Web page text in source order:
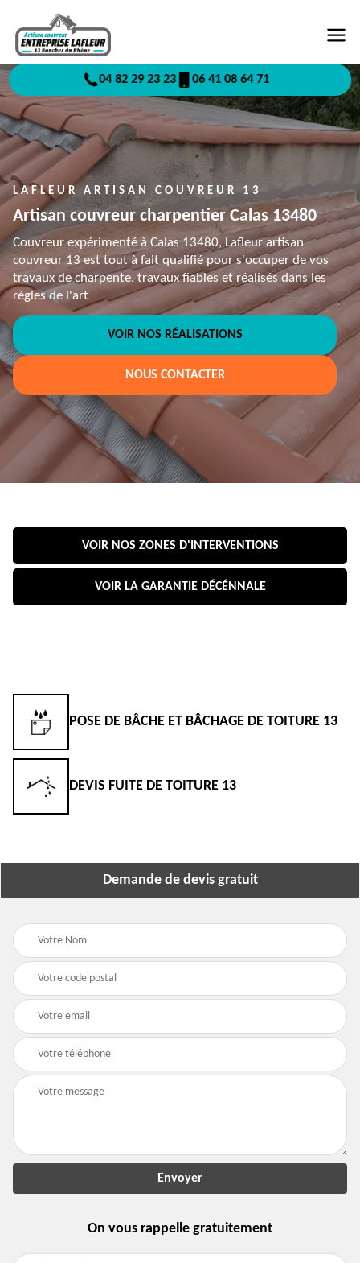
04 82 29 23 23 06 41 08 64 71
LAFLEUR ARTISAN COUVREUR 13
Artisan couvreur charpentier Calas 13480
Couvreur expérimenté à Calas 13480, Lafleur artisan
couvreur 13 est tout à fait qualifié pour s'occuper de vos
travaux de charpente, travaux fiables et réalisés dans les
règles de l'art
VOIR NOS RÉALISATIONS
NOUS CONTACTER
VOIR NOS ZONES D'INTERVENTIONS
VOIR LA GARANTIE DÉCÉNNALE
POSE DE BÂCHE ET BÂCHAGE DE TOITURE 13
DEVIS FUITE DE TOITURE 13
Demande de devis gratuit
On vous rappelle gratuitement